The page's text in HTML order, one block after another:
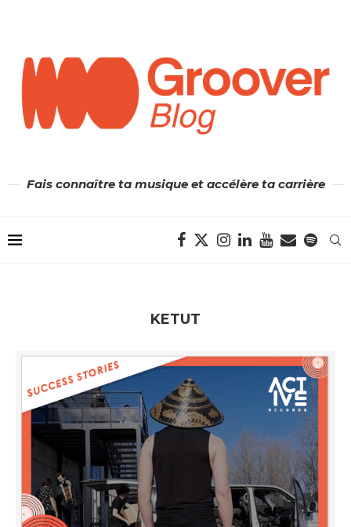
Fais connaître ta musique et accélère ta carrière
KETUT